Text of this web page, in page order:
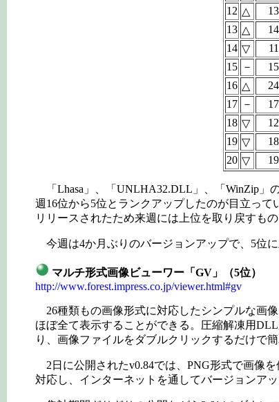
12 △ 13
13 △ 14
14 ▽ 11
15 － 15
16 △ 24
17 － 17
18 ▽ 12
19 ▽ 18
20 ▽ 19
「Lhasa」、「UNLHA32.DLL」、「WinZip」
週16位から5位とランクアップしたのが目立っ
リリースされたため来週には上位を取り戻すもの
今週は4か月ぶりのバージョンアップで、5位
マルチ形式画像ビューワー「GV」（5位）
http://www.forest.impress.co.jp/viewer.html#gv
26種類もの画像形式に対応したシンプルな画
ほぼ全て表示することができる。圧縮解凍用
り、画像ファイルをダブルクリックするだけで
2日に公開されたv0.84では、PNG形式で画像
対応し、インターネットを通してバージョンア